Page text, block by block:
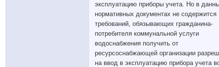
эксплуатацию приборы учета. Но в
нормативных документах не содержится
требований, обязывающих гражданина-
потребителя коммунальной услуги
водоснабжения получить от
ресурсоснабжающей организации
на ввод в эксплуатацию прибора учета